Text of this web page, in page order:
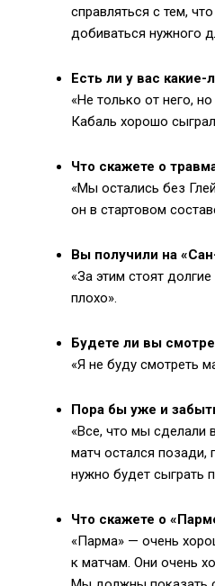
справляться с тем,
добиваться нужного
Есть ли у вас
«Не только от него,
Кабаль хорошо
Что скажете о
«Мы остались без
он в стартовом
Вы получили на
«За этим стоят
плохо».
Будете ли вы
«Я не буду смотреть
Пора бы уже и
«Все, что мы сделали
матч остался позади,
нужно будет сыграть
Что скажете о
«Парма» — очень
к матчам. Они очень